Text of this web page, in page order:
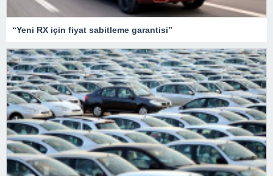
“Yeni RX için fiyat sabitleme garantisi”